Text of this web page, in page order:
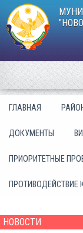
ГЛАВНАЯ
ДОКУМЕНТЫ
ПРИОРИТЕТНЫЕ
ПРОТИВОДЕЙСТВИЕ
НОВОСТИ